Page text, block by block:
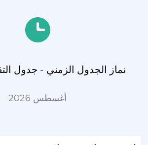
نماز الجدول الزمني - جدول
أغسطس 2026